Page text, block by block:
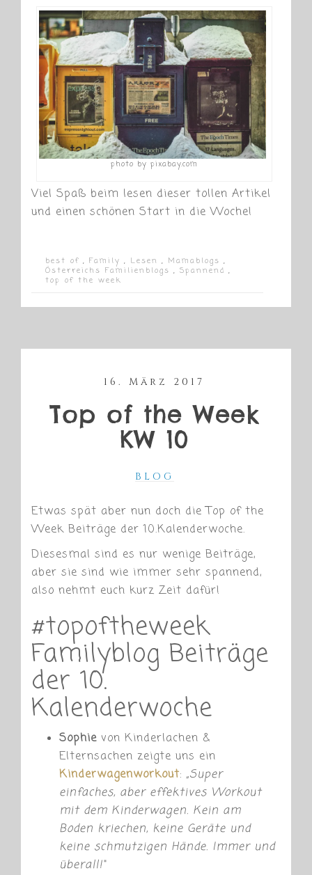
photo by pixabay.com
Viel Spaß beim lesen dieser tollen Artikel
und einen schönen Start in die Woche!
best of , Family , Lesen , Mamablogs ,
Österreichs Familienblogs , Spannend ,
top of the week
16. März 2017
Top of the Week
KW 10
BLOG
Etwas spät aber nun doch die Top of the
Week Beiträge der 10.Kalenderwoche.
Diesesmal sind es nur wenige Beiträge,
aber sie sind wie immer sehr spannend,
also nehmt euch kurz Zeit dafür!
#topoftheweek
Familyblog Beiträge
der 10.
Kalenderwoche
Sophie von Kinderlachen &
Elternsachen zeigte uns ein
Kinderwagenworkout:„Super
einfaches, aber effektives Workout
mit dem Kinderwagen. Kein am
Boden kriechen, keine Geräte und
keine schmutzigen Hände. Immer und
überall!“